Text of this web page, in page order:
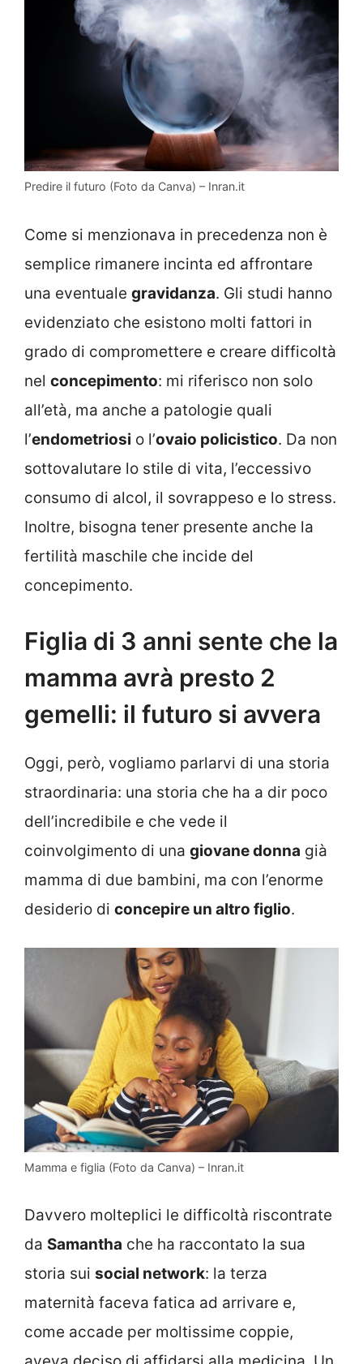
Predire il futuro (Foto da Canva) – Inran.it
Come si menzionava in precedenza non è
semplice rimanere incinta ed affrontare
una eventuale gravidanza. Gli studi hanno
evidenziato che esistono molti fattori in
grado di compromettere e creare difficoltà
nel concepimento: mi riferisco non solo
all’età, ma anche a patologie quali
l’endometriosi o l’ovaio policistico. Da non
sottovalutare lo stile di vita, l’eccessivo
consumo di alcol, il sovrappeso e lo stress.
Inoltre, bisogna tener presente anche la
fertilità maschile che incide del
concepimento.
Figlia di 3 anni sente che la
mamma avrà presto 2
gemelli: il futuro si avvera
Oggi, però, vogliamo parlarvi di una storia
straordinaria: una storia che ha a dir poco
dell’incredibile e che vede il
coinvolgimento di una giovane donna già
mamma di due bambini, ma con l’enorme
desiderio di concepire un altro figlio.
Mamma e figlia (Foto da Canva) – Inran.it
Davvero molteplici le difficoltà riscontrate
da Samantha che ha raccontato la sua
storia sui social network: la terza
maternità faceva fatica ad arrivare e,
come accade per moltissime coppie,